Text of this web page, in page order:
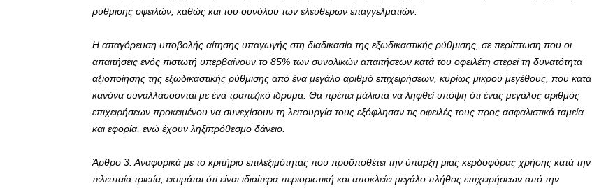
ρύθμισης οφειλών, καθώς και του συνόλου των ελεύθερων επαγγελματιών.
Η απαγόρευση υποβολής αίτησης υπαγωγής στη διαδικασία της εξωδικαστικής ρύθμισης, σε περίπτωση που οι
απαιτήσεις ενός πιστωτή υπερβαίνουν το 85% των συνολικών απαιτήσεων κατά του οφειλέτη στερεί τη δυνατότητα
αξιοποίησης της εξωδικαστικής ρύθμισης από ένα μεγάλο αριθμό επιχειρήσεων, κυρίως μικρού μεγέθους, που κατά
κανόνα συναλλάσσονται με ένα τραπεζικό ίδρυμα. Θα πρέπει μάλιστα να ληφθεί υπόψη ότι ένας μεγάλος αριθμός
επιχειρήσεων προκειμένου να συνεχίσουν τη λειτουργία τους εξόφλησαν τις οφειλές τους προς ασφαλιστικά ταμεία
και εφορία, ενώ έχουν ληξιπρόθεσμο δάνειο.
Άρθρο 3. Αναφορικά με το κριτήριο επιλεξιμότητας που προϋποθέτει την ύπαρξη μιας κερδοφόρας χρήσης κατά την
τελευταία τριετία, εκτιμάται ότι είναι ιδιαίτερα περιοριστική και αποκλείει μεγάλο πλήθος επιχειρήσεων από την